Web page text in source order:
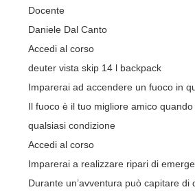
Docente
Daniele Dal Canto
Accedi al corso
deuter vista skip 14 l backpack
Imparerai ad accendere un fuoco in
Il fuoco è il tuo migliore amico
qualsiasi condizione
Accedi al corso
Imparerai a realizzare ripari di
Durante un’avventura può capitare